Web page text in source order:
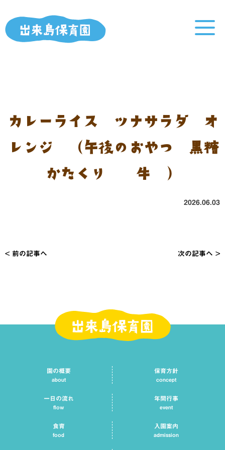
カレーライス ツナサラダ オ
レンジ （午後のおやつ：黒糖
かたくり餅 牛乳）
2026.06.03
投
ゲ
< 前の記事へ 次の記事へ >
園の概要
about
保育方針
concept
一日の流れ
flow
年間行事
event
食育
food
入園案内
admission